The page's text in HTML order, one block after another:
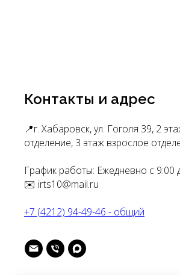
Контакты и адрес
📍г. Хабаровск, ул. Гоголя 39, 2
отделение, 3 этаж взрослое
График работы: Ежедневно с 9:00
✉️ irts10@mail.ru
+7 (4212) 94-49-46 - общий